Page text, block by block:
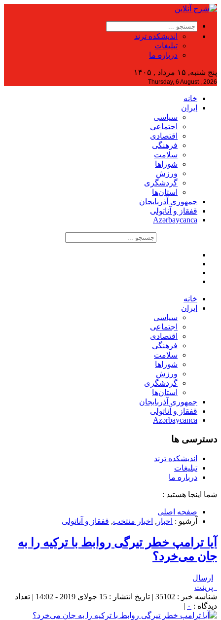
اندیشکده ترند
تبلیغات
درباره ما
پنج شنبه, ۱۵ مرداد , ۱۴۰۵
Thursday, 6 August , 2026
خانه
ایران
سیاسی
اجتماعی
اقتصادی
فرهنگی
سلامت
شوراها
ورزش
گردشگری
استان‌ها
جمهوری آذربایجان
قفقاز و آناتولی
Azərbaycanca
خانه
ایران
سیاسی
اجتماعی
اقتصادی
فرهنگی
سلامت
شوراها
ورزش
گردشگری
استان‌ها
جمهوری آذربایجان
قفقاز و آناتولی
Azərbaycanca
دسترسی ها
اندیشکده ترند
تبلیغات
درباره ما
شما اینجا هستید :
صفحه اصلی
آرشیو : اخبار , اخبار منتخب, قفقاز و آناتولی
آیا ترامپ خطر تیرگی روابط با ترکیه را به
جان می‌خرد؟
ارسال
پرینت
شناسه خبر : 35102 | تاریخ انتشار : 15 جولای 2019 - 14:02 | تعداد
دیدگاه : ۰ |